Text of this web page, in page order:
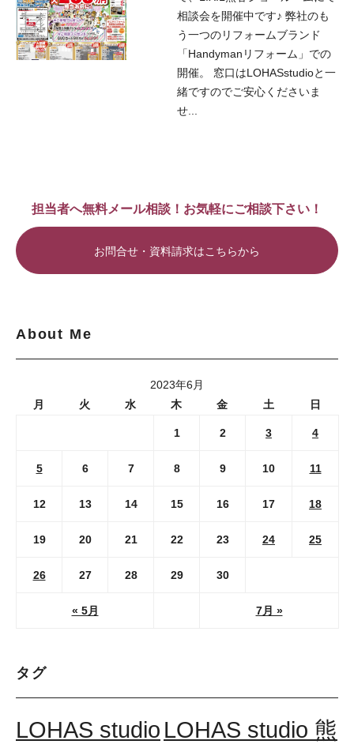
相談会を開催中です♪ 弊社のも
う一つのリフォームブランド
「Handymanリフォーム」での
開催。 窓口はLOHASstudioと一
緒ですのでご安心くださいま
せ...
担当者へ無料メール相談！お気軽にご相談下さい！
お問合せ・資料請求はこちらから
About Me
2023年6月
月
火 水 木 金 土 日
« 5月 7月 »
1 2 3 4
5 6 7 8 9 10 11
12 13 14 15 16 17 18
19 20 21 22 23 24 25
26 27 28 29 30
タグ
LOHAS studio LOHAS studio 熊